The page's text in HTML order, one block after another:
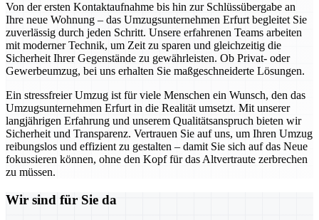
Von der ersten Kontaktaufnahme bis hin zur Schlüssübergabe an
Ihre neue Wohnung – das Umzugsunternehmen Erfurt begleitet Sie
zuverlässig durch jeden Schritt. Unsere erfahrenen Teams arbeiten
mit moderner Technik, um Zeit zu sparen und gleichzeitig die
Sicherheit Ihrer Gegenstände zu gewährleisten. Ob Privat- oder
Gewerbeumzug, bei uns erhalten Sie maßgeschneiderte Lösungen.
Ein stressfreier Umzug ist für viele Menschen ein Wunsch, den das
Umzugsunternehmen Erfurt in die Realität umsetzt. Mit unserer
langjährigen Erfahrung und unserem Qualitätsanspruch bieten wir
Sicherheit und Transparenz. Vertrauen Sie auf uns, um Ihren Umzug
reibungslos und effizient zu gestalten – damit Sie sich auf das Neue
fokussieren können, ohne den Kopf für das Altvertraute zerbrechen
zu müssen.
Wir sind für Sie da